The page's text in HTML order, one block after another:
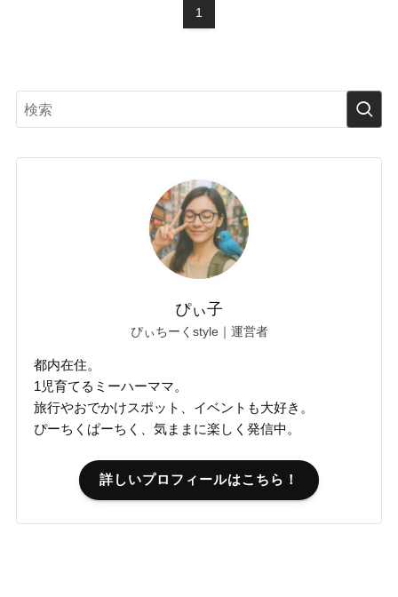
1
ぴぃ子
ぴぃちーくstyle｜運営者
都内在住。
1児育てるミーハーママ。
旅行やおでかけスポット、イベントも大好き。
ぴーちくぱーちく、気ままに楽しく発信中。
詳しいプロフィールはこちら！